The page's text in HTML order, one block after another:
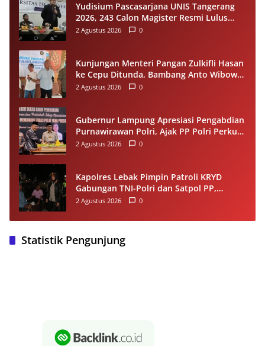
Yudisium Pascasarjana UNIS Tangerang
2026, 243 Calon Magister Resmi Lulus
Siap Diwisuda Oktober
2 Agustus 2026 0
Kunjungan Menteri Pangan Zulkifli Hasan
ke Cepu Ditunda, Bambang Anto Wibowo
Tetap Salurkan Bantuan kepada Warga
2 Agustus 2026 0
Gubernur Lampung Apresiasi Pengabdian
Purnawirawan Polri, Ajak PP Polri Perkuat
Stabilitas dan Dukung Pembangunan
2 Agustus 2026 0
Kapolres Lebak Pimpin Patroli KRYD
Gabungan TNI-Polri dan Satpol PP,
Antisipasi Curanmor hingga Balap Liar
2 Agustus 2026 0
Statistik Pengunjung